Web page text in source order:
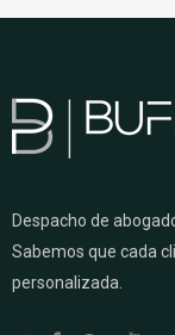
Despacho de
Sabemos que cada
personalizada.